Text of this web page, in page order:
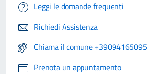
Leggi le domande frequenti
Richiedi Assistenza
Chiama il comune +39094165095
Prenota un appuntamento